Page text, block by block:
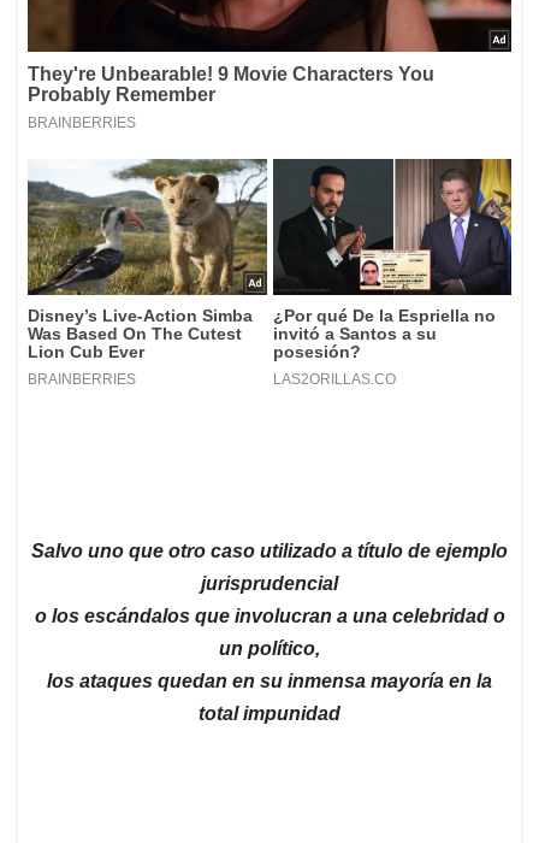
Salvo uno que otro caso utilizado a título de ejemplo
jurisprudencial
o los escándalos que involucran a una celebridad o
un político,
los ataques quedan en su inmensa mayoría en la
total impunidad